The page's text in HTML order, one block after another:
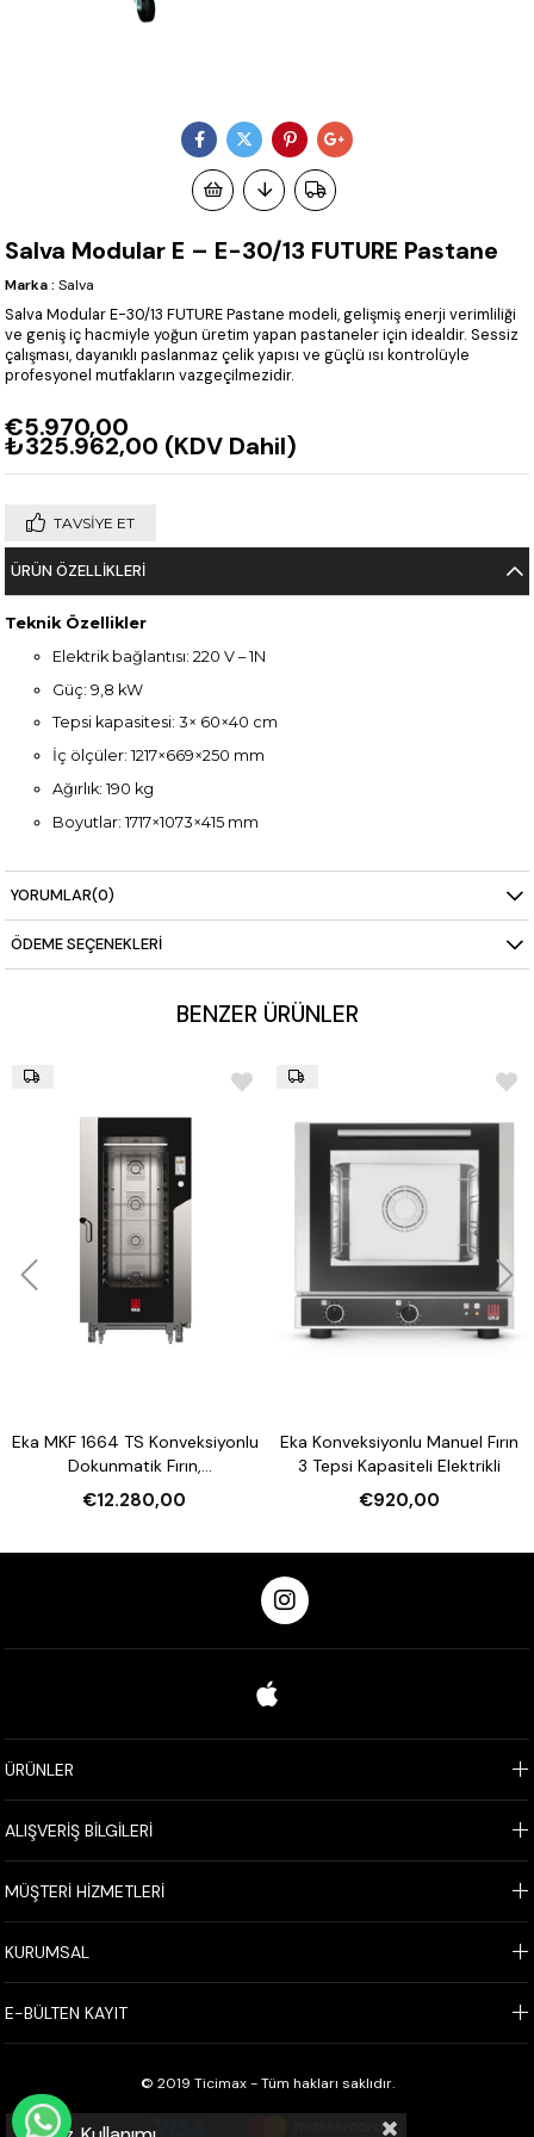
Salva Modular E – E-30/13 FUTURE Pastane
Marka : Salva
Salva Modular E-30/13 FUTURE Pastane modeli, gelişmiş enerji verimliliği
ve geniş iç hacmiyle yoğun üretim yapan pastaneler için idealdir. Sessiz
çalışması, dayanıklı paslanmaz çelik yapısı ve güçlü ısı kontrolüyle
profesyonel mutfakların vazgeçilmezidir.
€5.970,00
₺325.962,00 (KDV Dahil)
TAVSIYE ET
ÜRÜN ÖZELLIKLERI
Teknik Özellikler
Elektrik bağlantısı: 220 V – 1N
Güç: 9,8 kW
Tepsi kapasitesi: 3× 60×40 cm
İç ölçüler: 1217×669×250 mm
Ağırlık: 190 kg
Boyutlar: 1717×1073×415 mm
YORUMLAR(0)
ÖDEME SEÇENEKLERI
BENZER ÜRÜNLER
Eka MKF 1664 TS Konveksiyonlu
Dokunmatik Fırın,
Nemlendirmeli 16 Tepsi
Kapasiteli Elektrikli
€12.280,00
Eka Konveksiyonlu Manuel Fırın
3 Tepsi Kapasiteli Elektrikli
€920,00
ÜRÜNLER
ALIŞVERİŞ BİLGİLERİ
MÜŞTERİ HİZMETLERİ
KURUMSAL
E-BÜLTEN KAYIT
© 2019 Ticimax - Tüm hakları saklıdır.